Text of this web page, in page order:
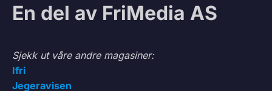
En del av FriMedia AS
Sjekk ut våre andre magasiner:
Ifri
Jegeravisen